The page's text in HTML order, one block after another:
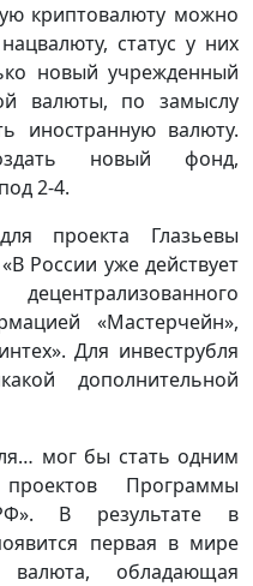
криптовалюту можно
статус у них
новый учрежденный
валюты, по замыслу
иностранную валюту.
новый фонд,
2-4.
проекта Глазьевы
России уже действует
«Мастерчейн»,
Для инвеструбля
дополнительной
мог бы стать одним
Программы
В результате в
первая в мире
валюта, обладающая